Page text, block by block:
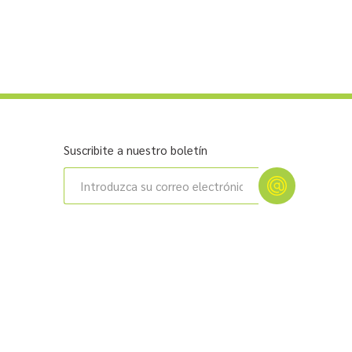
Suscribite a nuestro boletín